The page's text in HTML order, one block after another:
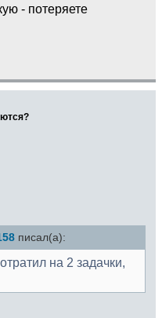
- потеряете
писал(а):
на 2 задачки,